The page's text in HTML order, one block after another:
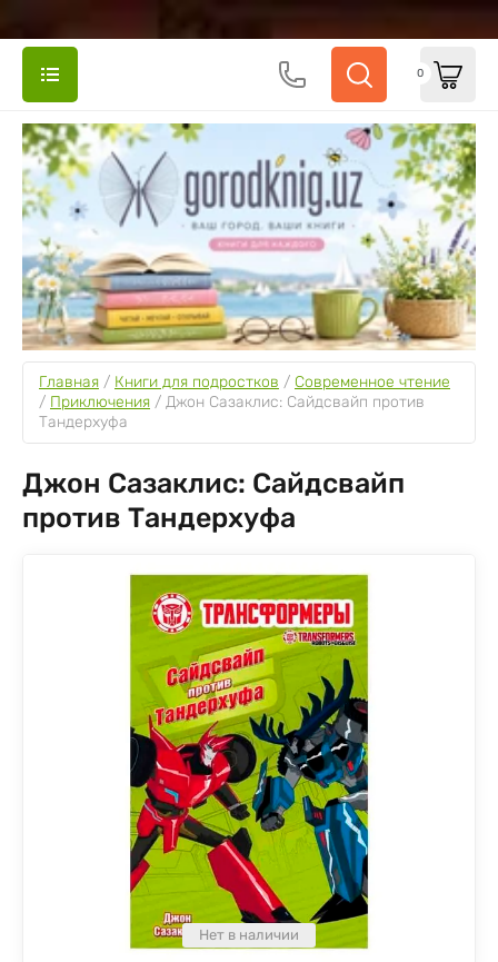
0
Главная / Книги для подростков / Cовременное чтение
/ Приключения / Джон Сазаклис: Сайдсвайп против
Тандерхуфа
Джон Сазаклис: Сайдсвайп
против Тандерхуфа
Нет в наличии